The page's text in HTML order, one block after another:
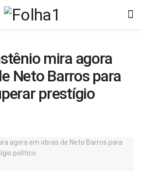
mira agora
Neto Barros para
prestígio